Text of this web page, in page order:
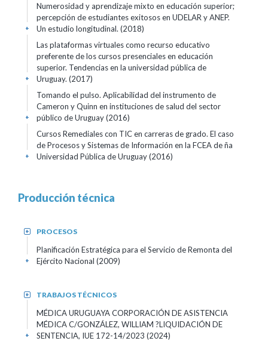
Numerosidad y aprendizaje mixto en educación superior;
percepción de estudiantes exitosos en UDELAR y ANEP.
Un estudio longitudinal. (2018)
+
Las plataformas virtuales como recurso educativo
preferente de los cursos presenciales en educación
superior. Tendencias en la universidad pública de
Uruguay. (2017)
+
Tomando el pulso. Aplicabilidad del instrumento de
Cameron y Quinn en instituciones de salud del sector
público de Uruguay (2016)
+
Cursos Remediales con TIC en carreras de grado. El caso
de Procesos y Sistemas de Información en la FCEA de ña
Universidad Pública de Uruguay (2016)
+
Producción técnica
PROCESOS
+
Planificación Estratégica para el Servicio de Remonta del
Ejército Nacional (2009)
+
TRABAJOS TÉCNICOS
+
MÉDICA URUGUAYA CORPORACIÓN DE ASISTENCIA
MÉDICA C/GONZÁLEZ, WILLIAM ?LIQUIDACIÓN DE
SENTENCIA, IUE 172-14/2023 (2024)
+